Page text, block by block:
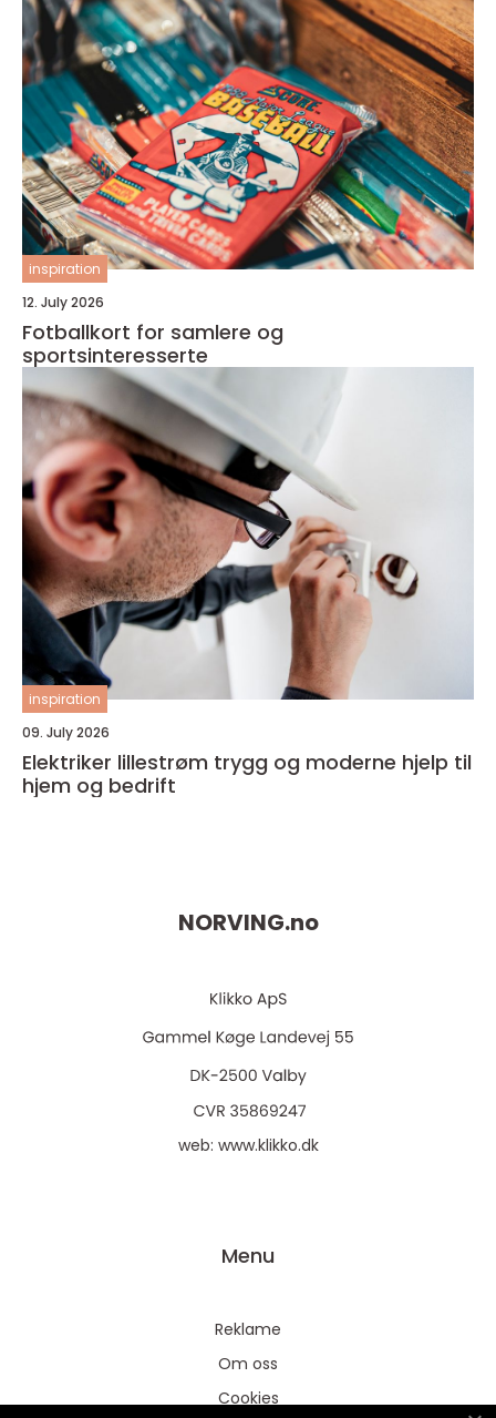
inspiration
12. July 2026
Fotballkort for samlere og
sportsinteresserte
inspiration
09. July 2026
Elektriker lillestrøm trygg og moderne hjelp til
hjem og bedrift
NORVING.no
web: www.klikko.dk
Menu
Reklame
Om oss
Cookies